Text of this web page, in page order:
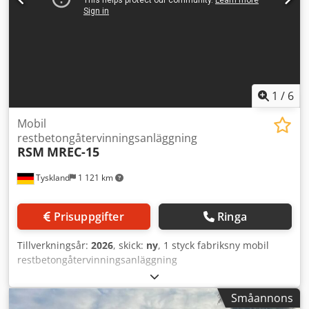
1 / 6
Tyskland 1 121 km
Mobil
restbetongåtervinningsanläggning
RSM MREC-15
Prisuppgifter Ringa
Tillverkningsår: 2026, skick: ny, 1 styck fabriksny mobil
restbetongåtervinningsanläggning
ÅTERVINNINGSANLÄGGNING för bearbetning av
färskbetongsrester MREC 15 - MOBILT UTFÖRANDE
Tillverkare: RSM Typ: MREC 15 Tillverkningsår: fabriksny
Småannons